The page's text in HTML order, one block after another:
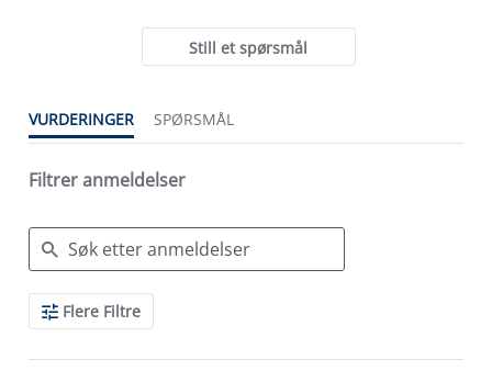
Still et spørsmål
VURDERINGER SPØRSMÅL
Filtrer anmeldelser
Search
ReviewsFlere Filtre